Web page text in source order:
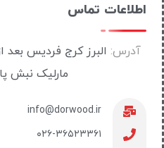
اطلاعات تماس
آدرس: البرز کرج فردیس بعد
مارلیک نبش
info@dorwood.ir
۰۲۶-۳۶۵۲۳۳۶۱